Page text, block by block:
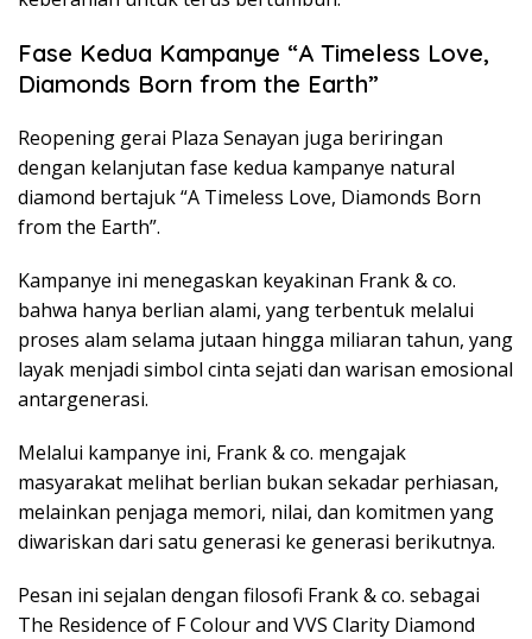
Fase Kedua Kampanye “A Timeless Love,
Diamonds Born from the Earth”
Reopening gerai Plaza Senayan juga beriringan
dengan kelanjutan fase kedua kampanye natural
diamond bertajuk “A Timeless Love, Diamonds Born
from the Earth”.
Kampanye ini menegaskan keyakinan Frank & co.
bahwa hanya berlian alami, yang terbentuk melalui
proses alam selama jutaan hingga miliaran tahun, yang
layak menjadi simbol cinta sejati dan warisan emosional
antargenerasi.
Melalui kampanye ini, Frank & co. mengajak
masyarakat melihat berlian bukan sekadar perhiasan,
melainkan penjaga memori, nilai, dan komitmen yang
diwariskan dari satu generasi ke generasi berikutnya.
Pesan ini sejalan dengan filosofi Frank & co. sebagai
The Residence of F Colour and VVS Clarity Diamond